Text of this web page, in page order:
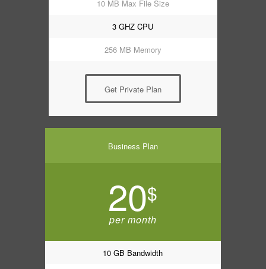
10 MB Max File Size
3 GHZ CPU
256 MB Memory
Get Private Plan
Business Plan
20$
per month
10 GB Bandwidth